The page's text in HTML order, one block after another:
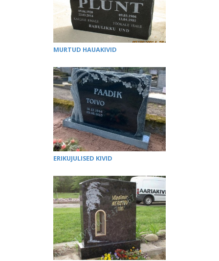
MURTUD HAUAKIVID
ERIKUJULISED KIVID